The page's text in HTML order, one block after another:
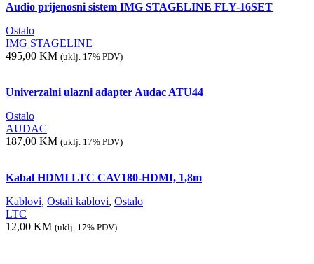
Audio prijenosni sistem IMG STAGELINE FLY-16SET
Ostalo
IMG STAGELINE
495,00 KM (uklj. 17% PDV)
Univerzalni ulazni adapter Audac ATU44
Ostalo
AUDAC
187,00 KM (uklj. 17% PDV)
Kabal HDMI LTC CAV180-HDMI, 1,8m
Kablovi, Ostali kablovi, Ostalo
LTC
12,00 KM (uklj. 17% PDV)